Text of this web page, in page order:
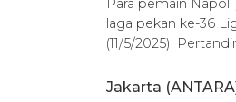
Para pemain
laga pekan ke-36
(11/5/2025).
Jakarta